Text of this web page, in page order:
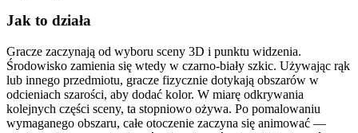
Jak to działa
Gracze zaczynają od wyboru sceny 3D i punktu widzenia.
Środowisko zamienia się wtedy w czarno-biały szkic. Używając rąk
lub innego przedmiotu, gracze fizycznie dotykają obszarów w
odcieniach szarości, aby dodać kolor. W miarę odkrywania
kolejnych części sceny, ta stopniowo ożywa. Po pomalowaniu
wymaganego obszaru, całe otoczenie zaczyna się animować —